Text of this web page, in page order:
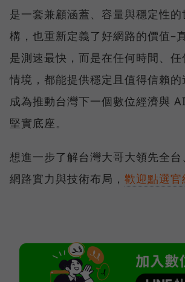
是一套兼顧涵蓋、容量與穩定性
構，也重新定義了好網路的價值–
是測速最快，而是在任何時間、
情境，都能提供穩定且值得信賴
成為推動台灣下一個數位經濟與
堅實底座。
想進一步了解台灣大哥大領先全
網路實力與技術布局， 歡迎點選官